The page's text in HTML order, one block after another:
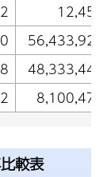
12,453
56,433,925
48,333,446
8,100,479
較表